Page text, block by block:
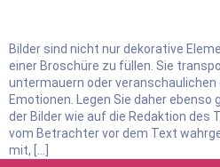
Bilder sind nicht nur dekorative
einer Broschüre zu füllen. Sie
untermauern oder veranschaulichen
Emotionen. Legen Sie daher ebenso
der Bilder wie auf die Redaktion des
vom Betrachter vor dem Text
mit, […]